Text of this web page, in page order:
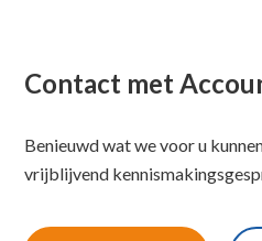
Contact met
Benieuwd wat we voor u
vrijblijvend